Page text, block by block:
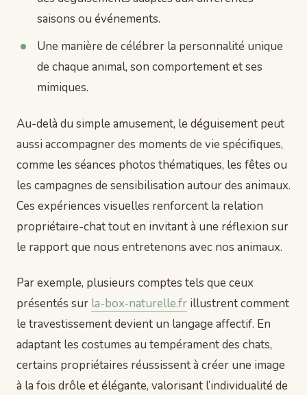
saisons ou événements.
Une manière de célébrer la personnalité unique
de chaque animal, son comportement et ses
mimiques.
Au-delà du simple amusement, le déguisement peut
aussi accompagner des moments de vie spécifiques,
comme les séances photos thématiques, les fêtes ou
les campagnes de sensibilisation autour des animaux.
Ces expériences visuelles renforcent la relation
propriétaire-chat tout en invitant à une réflexion sur
le rapport que nous entretenons avec nos animaux.
Par exemple, plusieurs comptes tels que ceux
présentés sur la-box-naturelle.fr illustrent comment
le travestissement devient un langage affectif. En
adaptant les costumes au tempérament des chats,
certains propriétaires réussissent à créer une image
à la fois drôle et élégante, valorisant l’individualité de